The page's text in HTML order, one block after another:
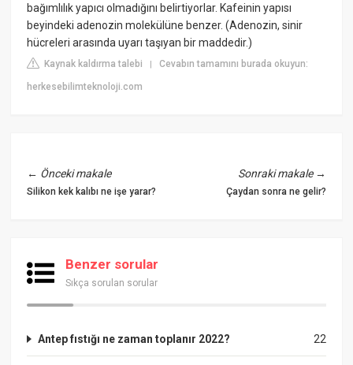
bağımlılık yapıcı olmadığını belirtiyorlar. Kafeinin yapısı
beyindeki adenozin molekülüne benzer. (Adenozin, sinir
hücreleri arasında uyarı taşıyan bir maddedir.)
Kaynak kaldırma talebi |Cevabın tamamını burada okuyun:
herkesebilimteknoloji.com
← Önceki makale
Silikon kek kalıbı ne işe yarar?
Sonraki makale→
Çaydan sonra ne gelir?
Benzer sorular
Sıkça sorulan sorular
22
Antep fıstığı ne zaman toplanır 2022?